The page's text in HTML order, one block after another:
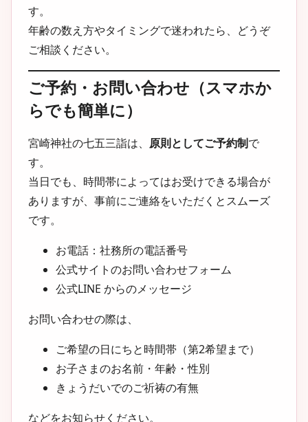
す。
年齢の数え方やタイミングで迷われたら、どうぞ
ご相談ください。
ご予約・お問い合わせ（スマホか
らでも簡単に）
宮崎神社の七五三詣は、 原則としてご予約制で
す。
当日でも、時間帯によってはお受けできる場合が
ありますが、事前にご連絡をいただくとスムーズ
です。
お電話：社務所の電話番号
公式サイトのお問い合わせフォーム
公式LINE からのメッセージ
お問い合わせの際は、
ご希望の日にちと時間帯（第2希望まで）
お子さまのお名前・年齢・性別
きょうだいでのご祈祷の有無
などをお知らせください。